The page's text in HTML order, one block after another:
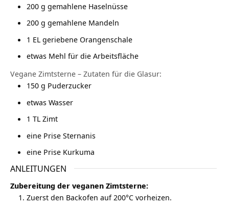
200 g gemahlene Haselnüsse
200 g gemahlene Mandeln
1 EL geriebene Orangenschale
etwas Mehl für die Arbeitsfläche
Vegane Zimtsterne – Zutaten für die Glasur:
150 g Puderzucker
etwas Wasser
1 TL Zimt
eine Prise Sternanis
eine Prise Kurkuma
ANLEITUNGEN
Zubereitung der veganen Zimtsterne:
Zuerst den Backofen auf 200°C vorheizen.